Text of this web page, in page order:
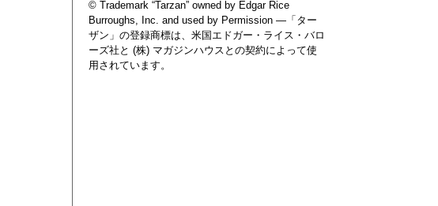
© Trademark “Tarzan” owned by Edgar Rice
Burroughs, Inc. and used by Permission —「ター
ザン」の登録商標は、米国エドガー・ライス・バロ
ーズ社と (株) マガジンハウスとの契約によって使
用されています。